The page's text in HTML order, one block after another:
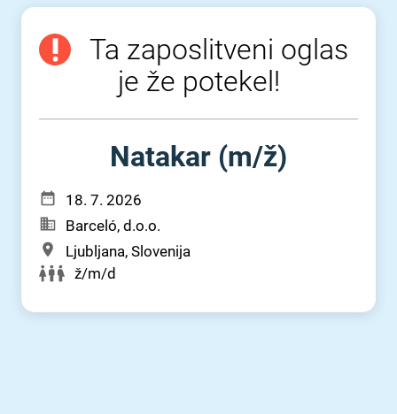
Ta zaposlitveni oglas
je že potekel!
Natakar (m⁠/⁠ž)
18. 7. 2026
Barceló, d.o.o.
Ljubljana, Slovenija
ž/m/d